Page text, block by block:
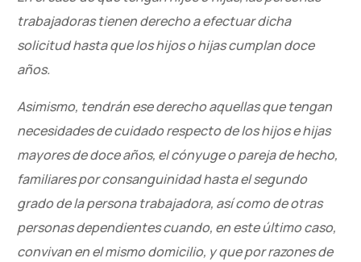
trabajadoras tienen derecho a efectuar dicha
solicitud hasta que los hijos o hijas cumplan doce
años.
Asimismo, tendrán ese derecho aquellas que tengan
necesidades de cuidado respecto de los hijos e hijas
mayores de doce años, el cónyuge o pareja de hecho,
familiares por consanguinidad hasta el segundo
grado de la persona trabajadora, así como de otras
personas dependientes cuando, en este último caso,
convivan en el mismo domicilio, y que por razones de